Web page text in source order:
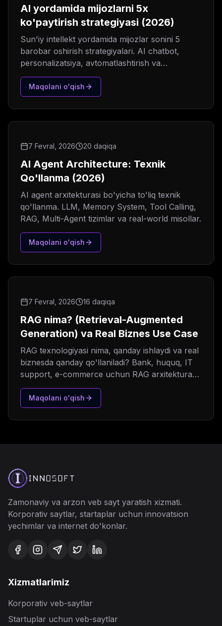
AI yordamida mijozlarni 5x
ko'paytirish strategiyasi (2026)
Sun'iy intellekt yordamida mijozlar sonini 5
barobar oshirish strategiyalari. AI chatbot,
personalizatsiya, avtomatlashtirish va
marketing.
Maqolani o'qish
7 Fevral, 2026 20 daqiqa
AI Agent Architecture: Texnik
Qo'llanma (2026)
AI agent arxitekturasi bo'yicha to'liq texnik
qo'llanma. LLM, Memory System, Tool Calling,
RAG, Multi-Agent tizimlar va real-world misollar.
Maqolani o'qish
7 Fevral, 2026 16 daqiqa
RAG nima? (Retrieval-Augmented
Generation) va Real Biznes Use Case
RAG texnologiyasi nima, qanday ishlaydi va real
biznesda qanday qo'llaniladi? Bank, huquq, IT
support, e-commerce uchun RAG arxitekturasi
va use case'lar.
Maqolani o'qish
Zamonaviy va arzon veb sayt yaratish xizmati.
Korporativ saytlar, startaplar uchun innovatsion
yechimlar va internet do'konlar.
Xizmatlarimiz
Korporativ veb-saytlar
Startuplar uchun veb-saytlar